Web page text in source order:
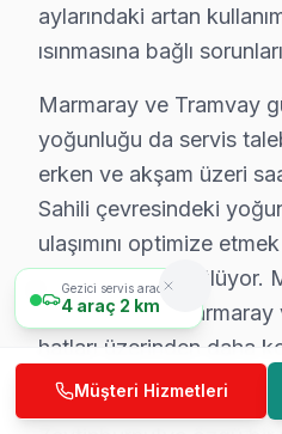
Arıza Türü
Ses ve Port Onarımı
LED Backlight Tamiri
Güç Kartı Değişimi
LCD/OLED Panel Tamiri
Arıza Tespiti
Ana Kart Arızası Onarımı
* Zeytinburnu bölgesinde 2025
aylarındaki artan
ısınmasına bağlı
Marmaray ve Tramvay
yoğunluğu da servis
erken ve akşam üzeri
Sahili çevresindeki
ulaşımını optimize
planlaması yürütülüyor.
bölgesine ise Marmaray
hatları üzerinden daha
Yumatu parça tedariki
Gezici servis aracımız
4 araç 2 km
Müşteri Hizmetleri